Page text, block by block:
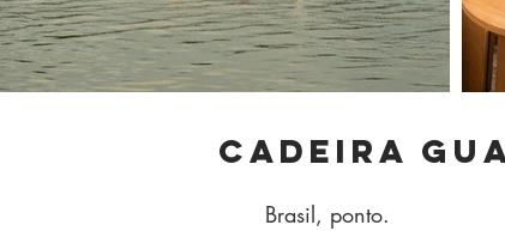
Cadeira
Brasil, ponto.